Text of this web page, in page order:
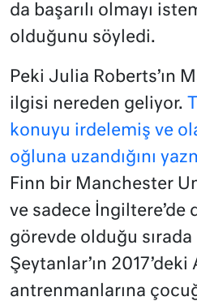
da başarılı olmayı
olduğunu söyledi.
Peki Julia Roberts’ın
ilgisi nereden geliyor.
konuyu irdelemiş ve
oğluna uzandığını
Finn bir Manchester
ve sadece İngiltere’de
görevde olduğu sırada
Şeytanlar’ın
antrenmanlarına